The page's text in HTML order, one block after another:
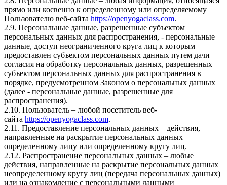
прямо или косвенно к определенному или определяемому
Пользователю веб-сайта https://openyogaclass.com.
2.9. Персональные данные, разрешенные субъектом
персональных данных для распространения, - персональные
данные, доступ неограниченного круга лиц к которым
предоставлен субъектом персональных данных путем дачи
согласия на обработку персональных данных, разрешенных
субъектом персональных данных для распространения в
порядке, предусмотренном Законом о персональных данных
(далее - персональные данные, разрешенные для
распространения).
2.10. Пользователь – любой посетитель веб-
сайта https://openyogaclass.com.
2.11. Предоставление персональных данных – действия,
направленные на раскрытие персональных данных
определенному лицу или определенному кругу лиц.
2.12. Распространение персональных данных – любые
действия, направленные на раскрытие персональных данных
неопределенному кругу лиц (передача персональных данных)
или на ознакомление с персональными данными